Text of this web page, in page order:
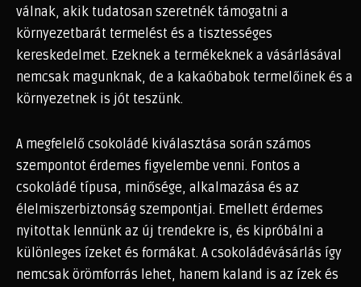
válnak, akik tudatosan szeretnék támogatni a
környezetbarát termelést és a tisztességes
kereskedelmet. Ezeknek a termékeknek a vásárlásával
nemcsak magunknak, de a kakaóbabok termelőinek és a
környezetnek is jót teszünk.
A megfelelő csokoládé kiválasztása során számos
szempontot érdemes figyelembe venni. Fontos a
csokoládé típusa, minősége, alkalmazása és az
élelmiszerbiztonság szempontjai. Emellett érdemes
nyitottak lennünk az új trendekre is, és kipróbálni a
különleges ízeket és formákat. A csokoládévásárlás így
nemcsak örömforrás lehet, hanem kaland is az ízek és